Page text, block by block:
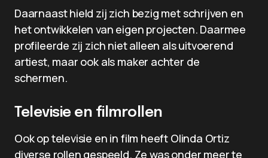
Daarnaast hield zij zich bezig met schrijven en
het ontwikkelen van eigen projecten. Daarmee
profileerde zij zich niet alleen als uitvoerend
artiest, maar ook als maker achter de
schermen.
Televisie en filmrollen
Ook op televisie en in film heeft Olinda Ortiz
diverse rollen gespeeld. Ze was onder meer te